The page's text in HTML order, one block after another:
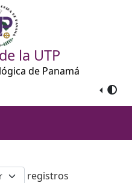
la UTP
de Panamá
registros